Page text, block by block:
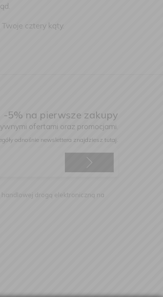
cztery kąty.
-5% na pierwsze zakupy
ofertami oraz promocjami.
odnośnie newslettera znajdziesz tutaj.
drogą elektroniczną na